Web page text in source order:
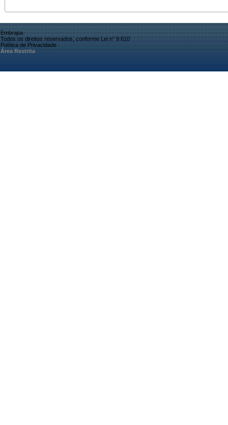
Embrapa
Todos os direitos reservados, conforme Lei n° 9.610
Política de Privacidade
Área Restrita